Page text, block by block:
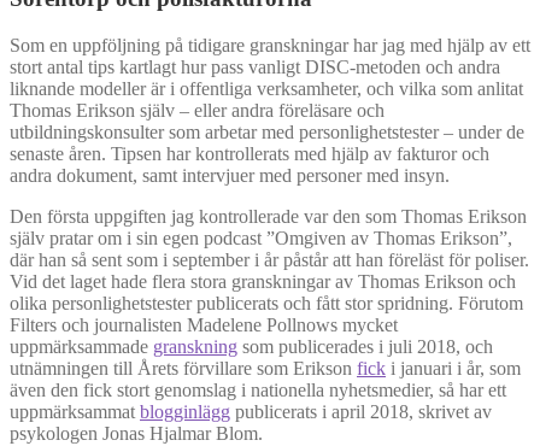
Som en uppföljning på tidigare granskningar har jag med hjälp av ett
stort antal tips kartlagt hur pass vanligt DISC-metoden och andra
liknande modeller är i offentliga verksamheter, och vilka som anlitat
Thomas Erikson själv – eller andra föreläsare och
utbildningskonsulter som arbetar med personlighetstester – under de
senaste åren. Tipsen har kontrollerats med hjälp av fakturor och
andra dokument, samt intervjuer med personer med insyn.
Den första uppgiften jag kontrollerade var den som Thomas Erikson
själv pratar om i sin egen podcast ”Omgiven av Thomas Erikson”,
där han så sent som i september i år påstår att han föreläst för poliser.
Vid det laget hade flera stora granskningar av Thomas Erikson och
olika personlighetstester publicerats och fått stor spridning. Förutom
Filters och journalisten Madelene Pollnows mycket
uppmärksammade granskning som publicerades i juli 2018, och
utnämningen till Årets förvillare som Erikson fick i januari i år, som
även den fick stort genomslag i nationella nyhetsmedier, så har ett
uppmärksammat blogginlägg publicerats i april 2018, skrivet av
psykologen Jonas Hjalmar Blom.